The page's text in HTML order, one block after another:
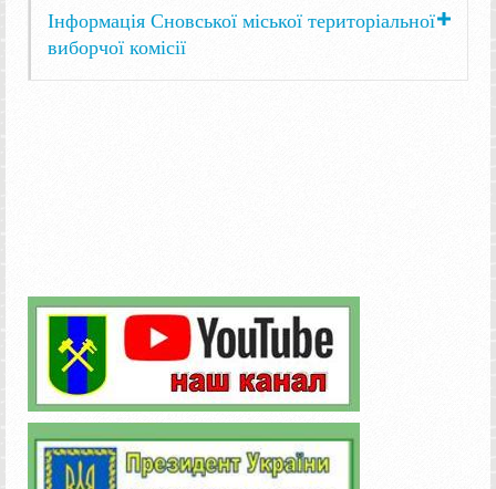
Інформація Сновської міської територіальної
виборчої комісії